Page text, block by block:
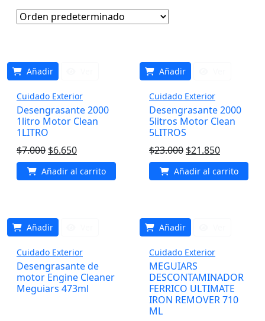
Añadir
Cuidado Exterior
Desengrasante 2000
1litro Motor Clean
1LITRO
$7.000 El
precio
original
$6.650El
precio
actual
Añadir al carrito
Añadir
Cuidado Exterior
Desengrasante 2000
5litros Motor Clean
5LITROS
$23.000 El
precio
original
$21.850El
precio
actual
Añadir al carrito
Añadir
Cuidado Exterior
Desengrasante de
motor Engine Cleaner
Meguiars 473ml
Añadir
Cuidado Exterior
MEGUIARS
DESCONTAMINADOR
FERRICO ULTIMATE
IRON REMOVER 710
ML